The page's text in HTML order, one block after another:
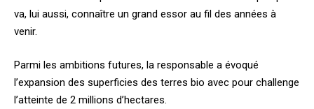
va, lui aussi, connaître un grand essor au fil des années à
venir.
Parmi les ambitions futures, la responsable a évoqué
l’expansion des superficies des terres bio avec pour challenge
l’atteinte de 2 millions d’hectares.